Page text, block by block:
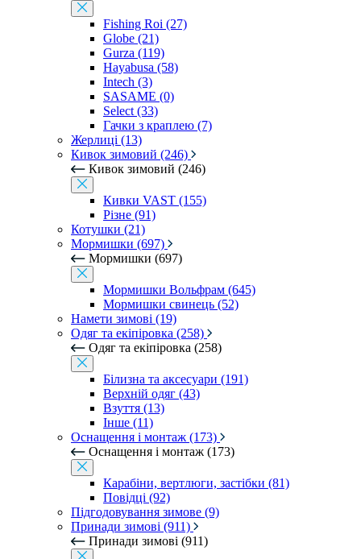
Fishing Roi (27)
Globe (21)
Gurza (119)
Hayabusa (58)
Intech (3)
SASAME (0)
Select (33)
Гачки з краплею (7)
Жерлиці (13)
Кивок зимовий (246)
Кивок зимовий (246)
Кивки VAST (155)
Різне (91)
Котушки (21)
Мормишки (697)
Мормишки (697)
Мормишки Вольфрам (645)
Мормишки свинець (52)
Намети зимові (19)
Одяг та екіпіровка (258)
Одяг та екіпіровка (258)
Білизна та аксесуари (191)
Верхній одяг (43)
Взуття (13)
Інше (11)
Оснащення і монтаж (173)
Оснащення і монтаж (173)
Карабіни, вертлюги, застібки (81)
Повідці (92)
Підгодовування зимове (9)
Принади зимові (911)
Принади зимові (911)